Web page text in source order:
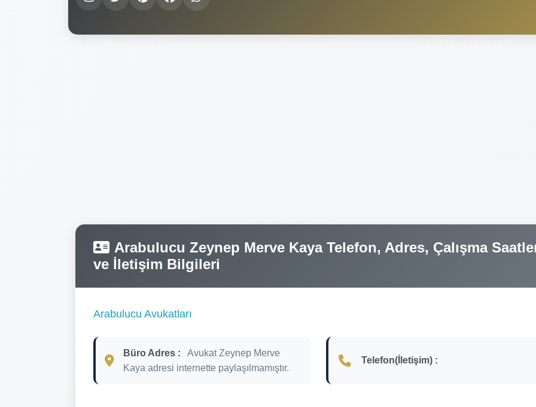
Arabulucu Zeynep Merve Kaya Telefon, Adres, Çalışma
ve İletişim Bilgileri
Arabulucu Avukatları
Büro Adres :
Avukat Zeynep Merve
Kaya adresi internette paylaşılmamıştır.
Telefon(İletişim) :